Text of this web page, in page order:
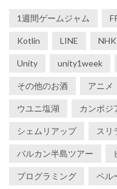
1週間ゲームジャム
Kotlin LINE NHK
Unity unity1week
その他のお酒 アニメ
ウユニ塩湖 カンボジ
シェムリアップ スリ
バルカン半島ツアー
プログラミング ペル